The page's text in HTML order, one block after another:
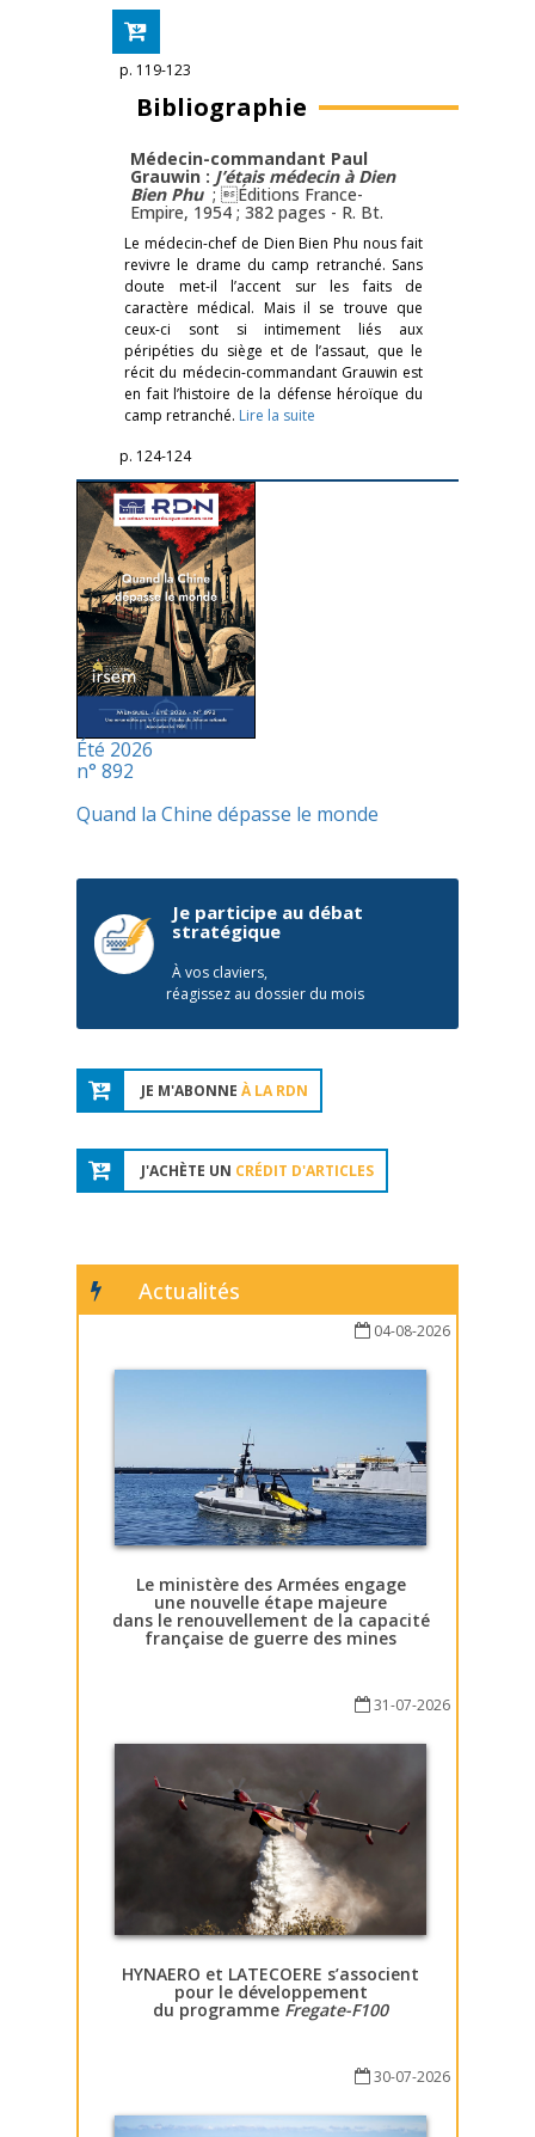
p. 119-123
Bibliographie
Médecin-commandant Paul
Grauwin : J’étais médecin à Dien
Bien Phu ; Éditions France-
Empire, 1954 ; 382 pages - R. Bt.
Le médecin-chef de Dien Bien Phu nous fait
revivre le drame du camp retranché. Sans
doute met-il l’accent sur les faits de
caractère médical. Mais il se trouve que
ceux-ci sont si intimement liés aux
péripéties du siège et de l’assaut, que le
récit du médecin-commandant Grauwin est
en fait l’histoire de la défense héroïque du
camp retranché. Lire la suite
p. 124-124
Été 2026
n° 892
Quand la Chine dépasse le monde
Je participe au débat
stratégique
À vos claviers,
réagissez au dossier du mois
JE M'ABONNE À LA RDN
J'ACHÈTE UN CRÉDIT D'ARTICLES
Actualités
04-08-2026
Le ministère des Armées engage
une nouvelle étape majeure
dans le renouvellement de la capacité
française de guerre des mines
31-07-2026
HYNAERO et LATECOERE s’associent
pour le développement
du programme Fregate-F100
30-07-2026